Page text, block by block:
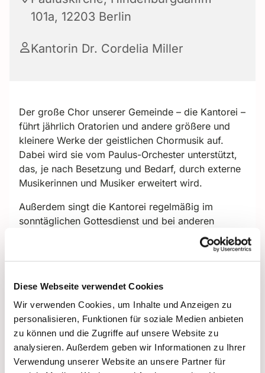
Diese Webseite verwendet Cookies
Wir verwenden Cookies, um Inhalte und Anzeigen zu
personalisieren, Funktionen für soziale Medien anbieten
zu können und die Zugriffe auf unsere Website zu
analysieren. Außerdem geben wir Informationen zu Ihrer
Verwendung unserer Website an unsere Partner für
101a, 12203 Berlin
Kantorin Dr. Cordelia Miller
Der große Chor unserer Gemeinde – die Kantorei –
führt jährlich Oratorien und andere größere und
kleinere Werke der geistlichen Chormusik auf.
Dabei wird sie vom Paulus-Orchester unterstützt,
das, je nach Besetzung und Bedarf, durch externe
Musikerinnen und Musiker erweitert wird.
Außerdem singt die Kantorei regelmäßig im
sonntäglichen Gottesdienst und bei anderen
festlichen Veranstaltungen der Gemeinde und des
regelmäßigdonnerstags von 19.30 bis 21.30 Uhr,
ab Juni 2025 in der Pauluskirche.Wer Lust und
Interesse hat, mit zu singen, wird gebeten, vorab
mit der Leiterin der Kantorei Cordelia Miller
Kontakt aufzunehmen.